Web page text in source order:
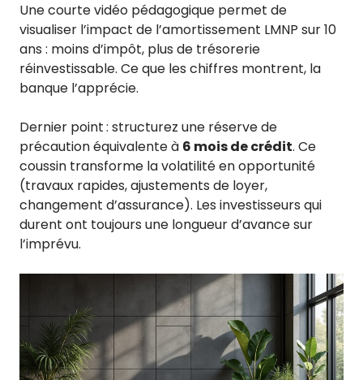
Une courte vidéo pédagogique permet de
visualiser l’impact de l’amortissement LMNP sur 10
ans : moins d’impôt, plus de trésorerie
réinvestissable. Ce que les chiffres montrent, la
banque l’apprécie.
Dernier point : structurez une réserve de
précaution équivalente à 6 mois de crédit. Ce
coussin transforme la volatilité en opportunité
(travaux rapides, ajustements de loyer,
changement d’assurance). Les investisseurs qui
durent ont toujours une longueur d’avance sur
l’imprévu.